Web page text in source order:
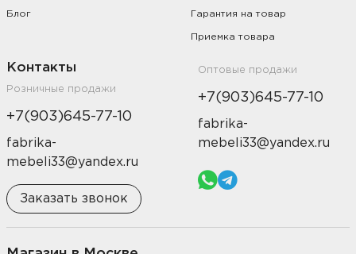
Блог Гарантия на товар
Приемка товара
Контакты
Розничные продажи
+7(903)645-77-10
fabrika-
mebeli33@yandex.ru
Заказать звонок
Оптовые продажи
+7(903)645-77-10
fabrika-
mebeli33@yandex.ru